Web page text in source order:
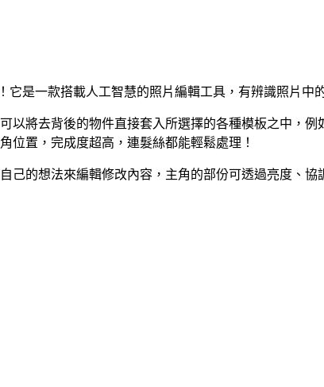
它是一款搭載人工智慧的照片編輯工具，有辨識照片
以將去背後的物件直接套入所選擇的各種模板之中，
位置，完成度超高，連髮絲都能輕鬆處理！
的想法來編輯修改內容，主角的部份可透過亮度、協